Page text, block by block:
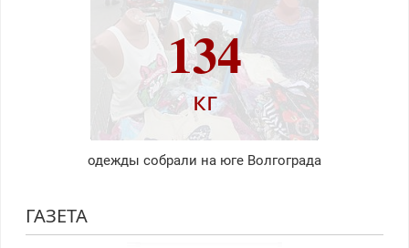
134
кг
одежды собрали на юге Волгограда
ГАЗЕТА